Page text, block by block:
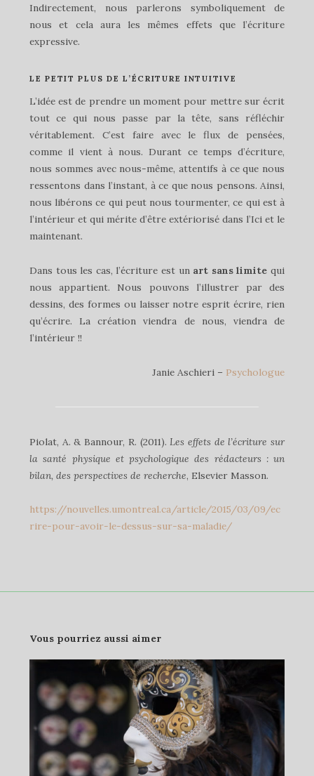
Indirectement, nous parlerons symboliquement de
nous et cela aura les mêmes effets que l’écriture
expressive.
LE PETIT PLUS DE L’ÉCRITURE INTUITIVE
L’idée est de prendre un moment pour mettre sur écrit
tout ce qui nous passe par la tête, sans réfléchir
véritablement. C’est faire avec le flux de pensées,
comme il vient à nous. Durant ce temps d’écriture,
nous sommes avec nous-même, attentifs à ce que nous
ressentons dans l’instant, à ce que nous pensons. Ainsi,
nous libérons ce qui peut nous tourmenter, ce qui est à
l’intérieur et qui mérite d’être extériorisé dans l’Ici et le
maintenant.
Dans tous les cas, l’écriture est un art sans limite qui
nous appartient. Nous pouvons l’illustrer par des
dessins, des formes ou laisser notre esprit écrire, rien
qu’écrire. La création viendra de nous, viendra de
l’intérieur !!
Janie Aschieri – Psychologue
Piolat, A. & Bannour, R. (2011).Les effets de l’écriture sur
la santé physique et psychologique des rédacteurs : un
bilan, des perspectives de recherche, Elsevier Masson.
https://nouvelles.umontreal.ca/article/2015/03/09/ec
rire-pour-avoir-le-dessus-sur-sa-maladie/
Vous pourriez aussi aimer